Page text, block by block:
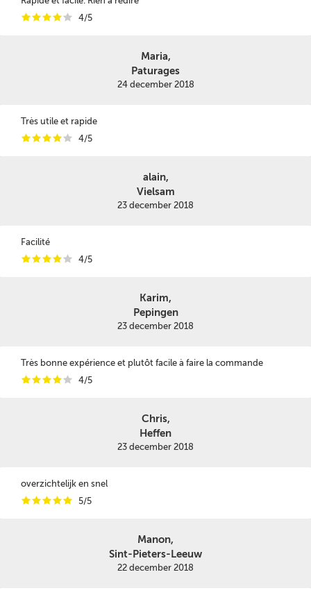
iiiii 4/5
Maria,
Paturages
24 december 2018
Très utile et rapide
iiiii 4/5
alain,
Vielsam
23 december 2018
Facilité
iiiii 4/5
Karim,
Pepingen
23 december 2018
Très bonne expérience et plutôt facile à faire la commande
iiiii 4/5
Chris,
Heffen
23 december 2018
overzichtelijk en snel
iiiii 5/5
Manon,
Sint-Pieters-Leeuw
22 december 2018